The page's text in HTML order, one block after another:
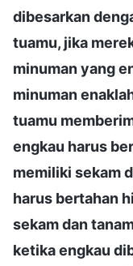
dibesarkan
tuamu, jika
minuman yang
minuman
tuamu
engkau harus
memiliki sekam
harus bertahan
sekam dan
ketika engkau